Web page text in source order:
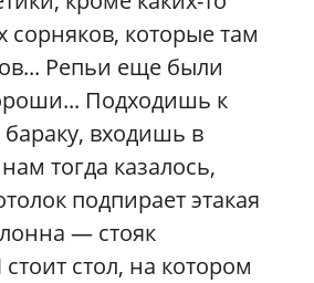
сорняков, которые там
Репьи еще были
Подходишь к
входишь в
тогда казалось,
подпирает этакая
— стояк
стол, на котором